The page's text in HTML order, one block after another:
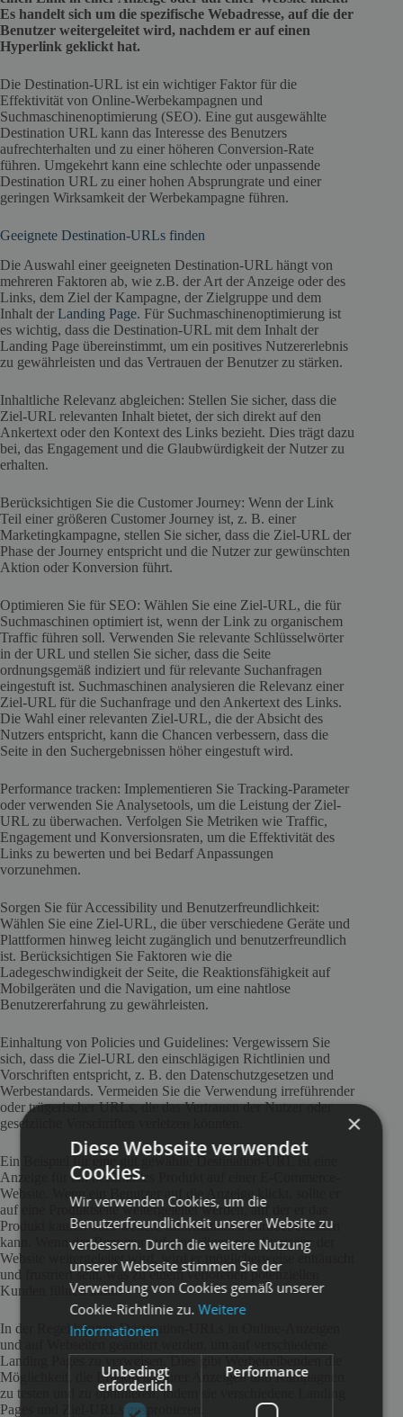
Es handelt sich um die spezifische Webadresse, auf die der
Benutzer weitergeleitet wird, nachdem er auf einen
Hyperlink geklickt hat.
Die Destination-URL ist ein wichtiger Faktor für die
Effektivität von Online-Werbekampagnen und
Suchmaschinenoptimierung (SEO). Eine gut ausgewählte
Destination URL kann das Interesse des Benutzers
aufrechterhalten und zu einer höheren Conversion-Rate
führen. Umgekehrt kann eine schlechte oder unpassende
Destination URL zu einer hohen Absprungrate und einer
geringen Wirksamkeit der Werbekampagne führen.
Geeignete Destination-URLs finden
Die Auswahl einer geeigneten Destination-URL hängt von
mehreren Faktoren ab, wie z.B. der Art der Anzeige oder des
Links, dem Ziel der Kampagne, der Zielgruppe und dem
Inhalt der Landing Page. Für Suchmaschinenoptimierung ist
es wichtig, dass die Destination-URL mit dem Inhalt der
Landing Page übereinstimmt, um ein positives Nutzererlebnis
zu gewährleisten und das Vertrauen der Benutzer zu stärken.
Inhaltliche Relevanz abgleichen: Stellen Sie sicher, dass die
Ziel-URL relevanten Inhalt bietet, der sich direkt auf den
Ankertext oder den Kontext des Links bezieht. Dies trägt dazu
bei, das Engagement und die Glaubwürdigkeit der Nutzer zu
erhalten.
Berücksichtigen Sie die Customer Journey: Wenn der Link
Teil einer größeren Customer Journey ist, z. B. einer
Marketingkampagne, stellen Sie sicher, dass die Ziel-URL der
Phase der Journey entspricht und die Nutzer zur gewünschten
Aktion oder Konversion führt.
Optimieren Sie für SEO: Wählen Sie eine Ziel-URL, die für
Suchmaschinen optimiert ist, wenn der Link zu organischem
Traffic führen soll. Verwenden Sie relevante Schlüsselwörter
in der URL und stellen Sie sicher, dass die Seite
ordnungsgemäß indiziert und für relevante Suchanfragen
eingestuft ist. Suchmaschinen analysieren die Relevanz einer
Ziel-URL für die Suchanfrage und den Ankertext des Links.
Die Wahl einer relevanten Ziel-URL, die der Absicht des
Nutzers entspricht, kann die Chancen verbessern, dass die
Seite in den Suchergebnissen höher eingestuft wird.
Performance tracken: Implementieren Sie Tracking-Parameter
oder verwenden Sie Analysetools, um die Leistung der Ziel-
URL zu überwachen. Verfolgen Sie Metriken wie Traffic,
Engagement und Konversionsraten, um die Effektivität des
Links zu bewerten und bei Bedarf Anpassungen
vorzunehmen.
Sorgen Sie für Accessibility und Benutzerfreundlichkeit:
Wählen Sie eine Ziel-URL, die über verschiedene Geräte und
Plattformen hinweg leicht zugänglich und benutzerfreundlich
ist. Berücksichtigen Sie Faktoren wie die
Ladegeschwindigkeit der Seite, die Reaktionsfähigkeit auf
Mobilgeräten und die Navigation, um eine nahtlose
Benutzererfahrung zu gewährleisten.
Einhaltung von Policies und Guidelines: Vergewissern Sie
sich, dass die Ziel-URL den einschlägigen Richtlinien und
Vorschriften entspricht, z. B. den Datenschutzgesetzen und
Werbestandards. Vermeiden Sie die Verwendung irreführender
oder trügerischer URLs, die das Vertrauen der Nutzer oder
gesetzliche Vorschriften verletzen könnten.
Ein Beispiel für eine gut gewählte Destination-URL ist eine
Anzeige für ein bestimmtes Produkt auf einer E-Commerce-
Website. Wenn ein Benutzer auf die Anzeige klickt, sollte er
auf eine Produktseite weitergeleitet werden, auf der er das
Produkt kaufen oder weitere Informationen darüber erhalten
kann. Wenn der Benutzer auf eine allgemeine Startseite der
Website weitergeleitet wird, wird er möglicherweise enttäuscht
und frustriert sein, was zu einem verlorenen potenziellen
Kunden führen kann.
In der Regel können Destination-URLs in Online-Anzeigen
und auf Webseiten geändert werden, um auf verschiedene
Landing Pages zu verweisen. Dies gibt Werbetreibenden die
Möglichkeit, die Effektivität ihrer Anzeigen und Kampagnen
zu testen und zu optimieren, indem sie verschiedene Landing
Pages und Ziel-URLs ausprobieren.
×
Diese Webseite verwendet
Cookies.
Wir verwenden Cookies, um die
Benutzerfreundlichkeit unserer Website zu
verbessern. Durch die weitere Nutzung
unserer Webseite stimmen Sie der
Verwendung von Cookies gemäß unserer
Cookie-Richtlinie zu.Weitere
Informationen
Unbedingt
erforderlich
Performance